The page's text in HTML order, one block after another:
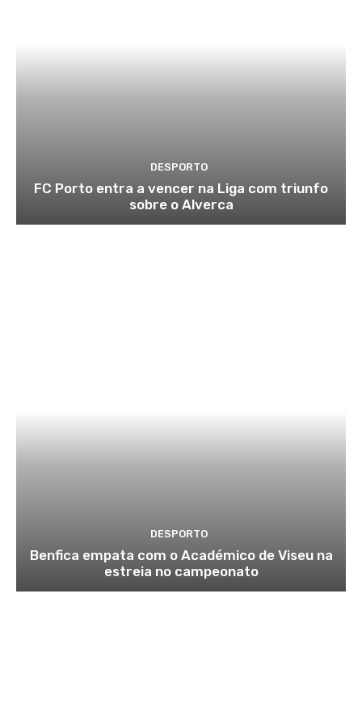
DESPORTO
FC Porto entra a vencer na Liga com triunfo
sobre o Alverca
DESPORTO
Benfica empata com o Académico de Viseu na
estreia no campeonato